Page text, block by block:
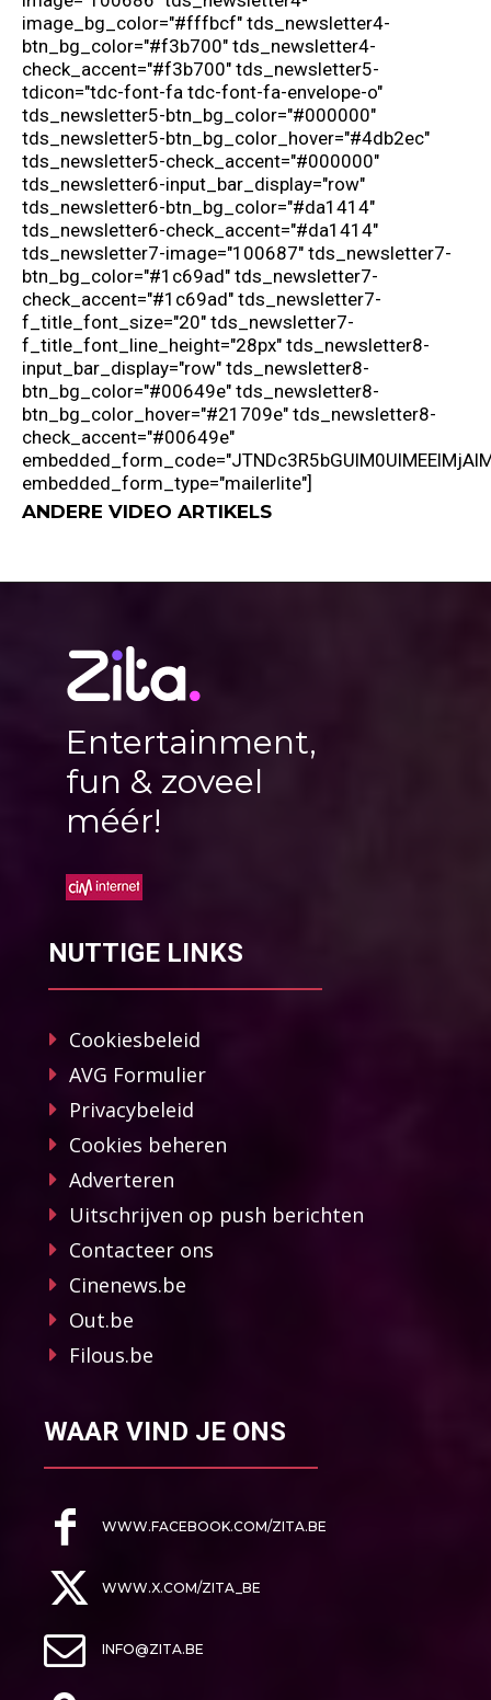
ANDERE VIDEO ARTIKELS
Entertainment,
fun & zoveel
méér!
NUTTIGE LINKS
Cookiesbeleid
AVG Formulier
Privacybeleid
Cookies beheren
Adverteren
Uitschrijven op push berichten
Contacteer ons
Cinenews.be
Out.be
Filous.be
WAAR VIND JE ONS
WWW.FACEBOOK.COM/ZITA.BE
WWW.X.COM/ZITA_BE
INFO@ZITA.BE